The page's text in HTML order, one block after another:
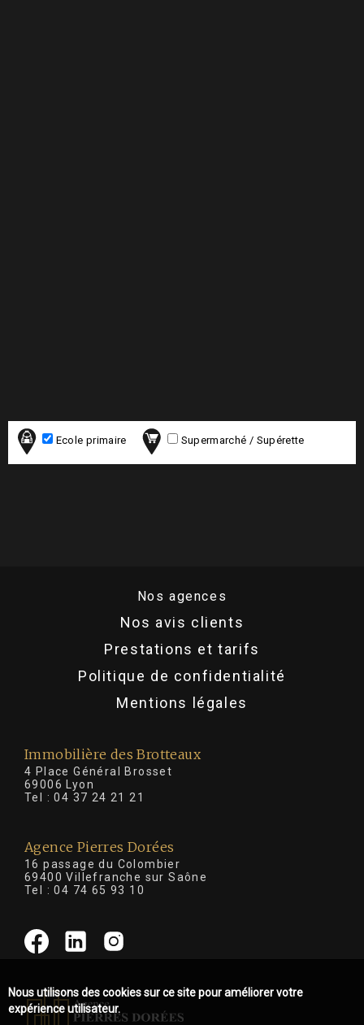
Ecole primaire Supermarché / Supérette
Nos agences
Nos avis clients
Prestations et tarifs
Politique de confidentialité
Mentions légales
Immobilière des Brotteaux
4 Place Général Brosset
69006 Lyon
Tel :04 37 24 21 21
Agence Pierres Dorées
16 passage du Colombier
69400 Villefranche sur Saône
Tel :04 74 65 93 10
Nous utilisons des cookies sur ce site pour améliorer votre
expérience utilisateur.